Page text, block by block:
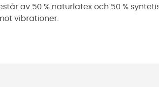
av 50 % naturlatex och 50 %
vibrationer.